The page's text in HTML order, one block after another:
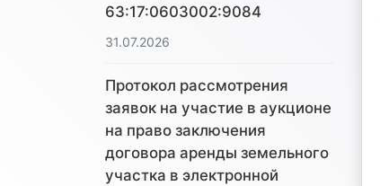
63:17:0603002:9084
31.07.2026
Протокол рассмотрения
заявок на участие в аукционе
на право заключения
договора аренды земельного
участка в электронной